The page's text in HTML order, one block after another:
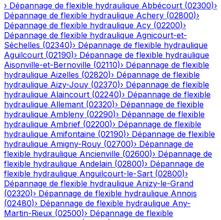
› Dépannage de flexible hydraulique Abbécourt (02300)›
Dépannage de flexible hydraulique Achery (02800)›
Dépannage de flexible hydraulique Acy (02200)›
Dépannage de flexible hydraulique Agnicourt-et-
Séchelles (02340)› Dépannage de flexible hydraulique
Aguilcourt (02190)› Dépannage de flexible hydraulique
Aisonville-et-Bernoville (02110)› Dépannage de flexible
hydraulique Aizelles (02820)› Dépannage de flexible
hydraulique Aizy-Jouy (02370)› Dépannage de flexible
hydraulique Alaincourt (02240)› Dépannage de flexible
hydraulique Allemant (02320)› Dépannage de flexible
hydraulique Ambleny (02290)› Dépannage de flexible
hydraulique Ambrief (02200)› Dépannage de flexible
hydraulique Amifontaine (02190)› Dépannage de flexible
hydraulique Amigny-Rouy (02700)› Dépannage de
flexible hydraulique Ancienville (02600)› Dépannage de
flexible hydraulique Andelain (02800)› Dépannage de
flexible hydraulique Anguilcourt-le-Sart (02800)›
Dépannage de flexible hydraulique Anizy-le-Grand
(02320)› Dépannage de flexible hydraulique Annois
(02480)› Dépannage de flexible hydraulique Any-
Martin-Rieux (02500)› Dépannage de flexible